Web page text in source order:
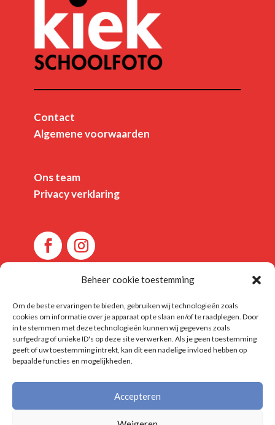
Beheer cookie toestemming
Om de beste ervaringen te bieden, gebruiken wij technologieën zoals
cookies om informatie over je apparaat op te slaan en/of te raadplegen. Door
in te stemmen met deze technologieën kunnen wij gegevens zoals
surfgedrag of unieke ID's op deze site verwerken. Als je geen toestemming
geeft of uw toestemming intrekt, kan dit een nadelige invloed hebben op
bepaalde functies en mogelijkheden.
Accepteren
Contact
Algemene voorwaarden
Ons team
Privacy verklaring
©Kiekschoolfoto.nl 2026 I This site is
protected by reCAPTCHA and the Google